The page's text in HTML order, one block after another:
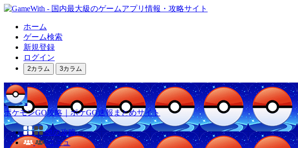
ホーム
ゲーム検索
新規登録
ログイン
2カラム 3カラム
ポケモンGO攻略｜ポケGO速報まとめサイト
他の攻略
コミュ